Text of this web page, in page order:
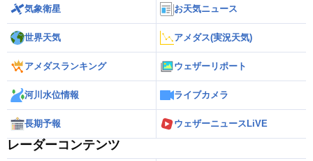
気象衛星 お天気ニュース
世界天気 アメダス(実況天気)
アメダスランキング ウェザーリポート
河川水位情報 ライブカメラ
長期予報 ウェザーニュースLiVE
レーダーコンテンツ